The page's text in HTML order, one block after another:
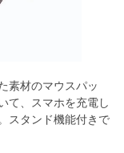
素材のマウスパッ
て、スマホを充電し
スタンド機能付きで